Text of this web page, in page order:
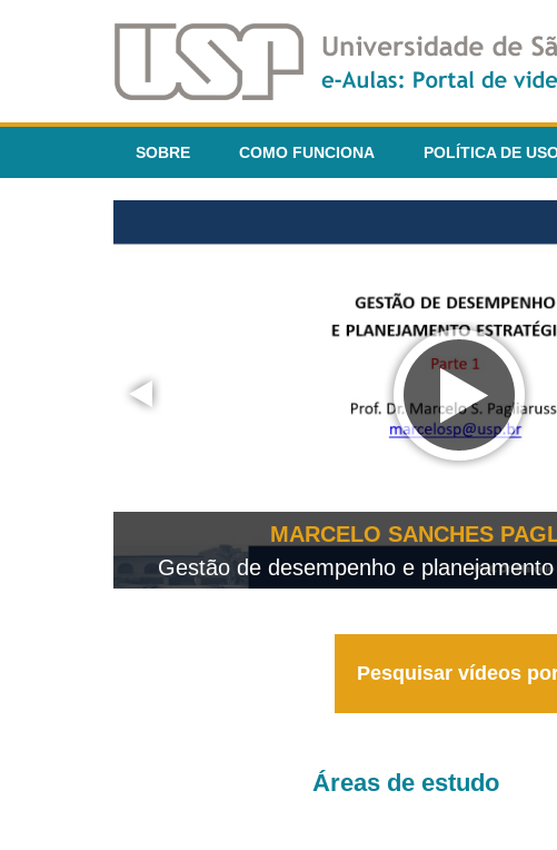
SOBRE COMO FUNCIONA POLÍTICA DE
MARCELO SANCHES
Gestão de desempenho e
Pesquisar vídeos
Áreas de estudo